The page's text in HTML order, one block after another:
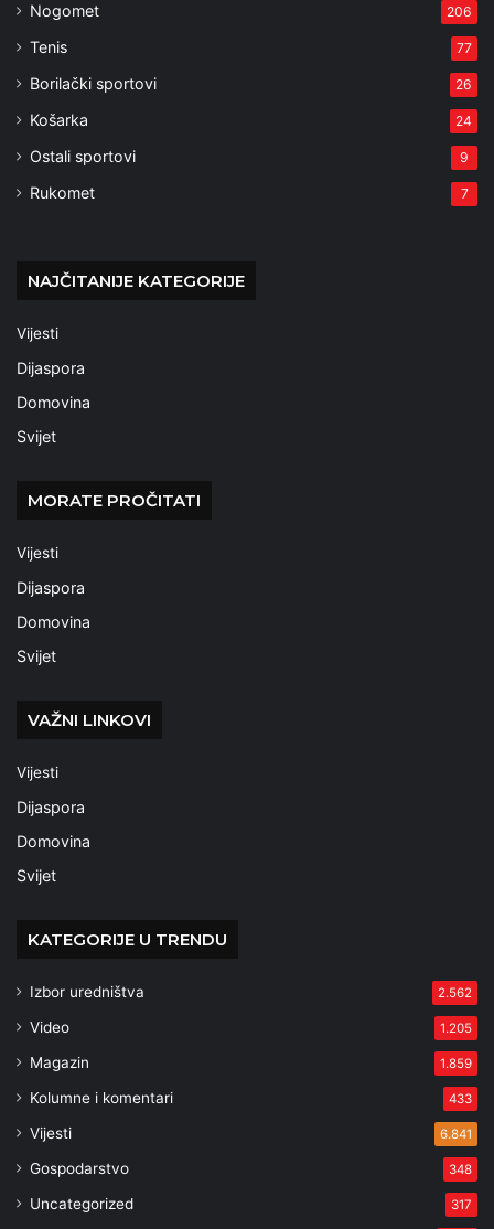
Nogomet 206
Tenis 77
Borilački sportovi 26
Košarka 24
Ostali sportovi 9
Rukomet 7
NAJČITANIJE KATEGORIJE
Vijesti
Dijaspora
Domovina
Svijet
MORATE PROČITATI
Vijesti
Dijaspora
Domovina
Svijet
VAŽNI LINKOVI
Vijesti
Dijaspora
Domovina
Svijet
KATEGORIJE U TRENDU
Izbor uredništva 2.562
Video 1.205
Magazin 1.859
Kolumne i komentari 433
Vijesti 6.841
Gospodarstvo 348
Uncategorized 317